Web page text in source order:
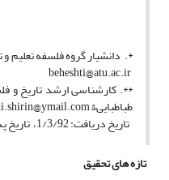
*. دانشیار گروه فلسفه تعلیم و
**. کارشناسی ارشد تاریخ و
طباطبایی& rashidi.shirin@ymail.com
تاریخ دریافت: 1/3/92، تاریخ پذیرش: 1/4/92
تازه های تحقیق